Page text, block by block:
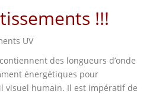
!!!
UV
des longueurs d’onde
énergétiques pour
visuel humain. Il est impératif de